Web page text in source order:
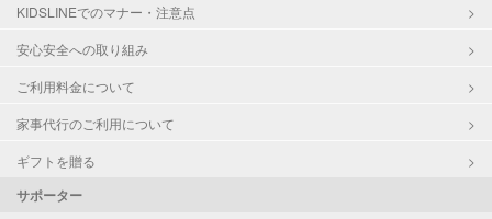
KIDSLINEでのマナー・注意点
安心安全への取り組み
ご利用料金について
家事代行のご利用について
ギフトを贈る
サポーター